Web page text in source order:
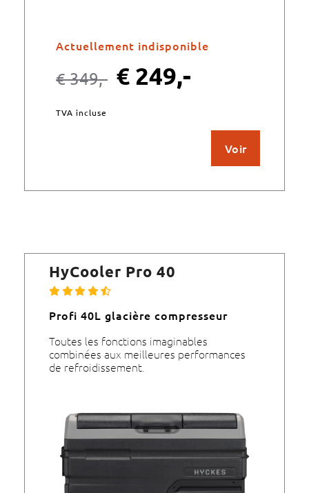
Actuellement indisponible
€349,- € 249,-
TVA incluse
Voir
HyCooler Pro 40
Profi 40L glacière compresseur
Toutes les fonctions imaginables
combinées aux meilleures performances
de refroidissement.